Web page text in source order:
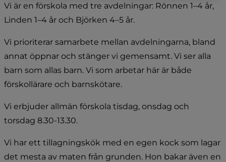
Vi är en förskola med tre avdelningar: Rönnen 1–4 år,
Linden 1–4 år och Björken 4–5 år.
Vi prioriterar samarbete mellan avdelningarna, bland
annat öppnar och stänger vi gemensamt. Vi ser alla
barn som allas barn. Vi som arbetar här är både
förskollärare och barnskötare.
Vi erbjuder allmän förskola tisdag, onsdag och
torsdag 8.30-13.30.
Vi har ett tillagningskök med en egen kock som lagar
det mesta av maten från grunden. Hon bakar även en